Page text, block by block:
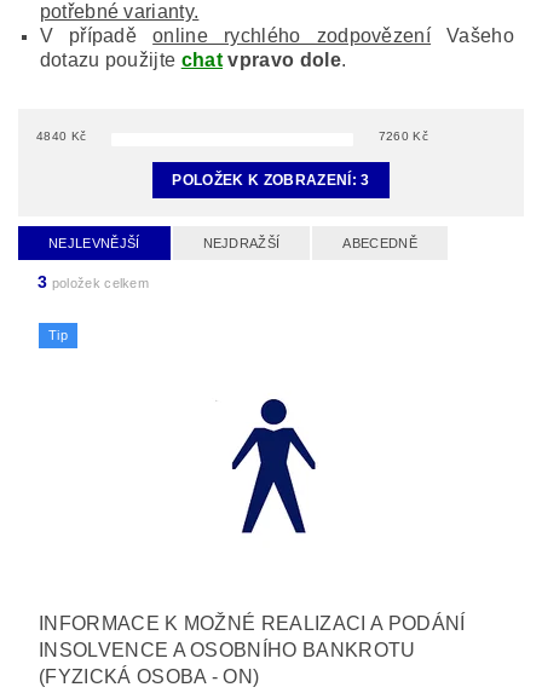
potřebné varianty.
V případěonline rychlého zodpovězení Vašeho
dotazu použijte chatvpravo dole.
4840 Kč 7260 Kč
POLOŽEK K ZOBRAZENÍ:3
NEJLEVNĚJŠÍ NEJDRAŽŠÍ ABECEDNĚ
3 položek celkem
Tip
INFORMACE K MOŽNÉ REALIZACI A PODÁNÍ
INSOLVENCE A OSOBNÍHO BANKROTU
(FYZICKÁ OSOBA - ON)